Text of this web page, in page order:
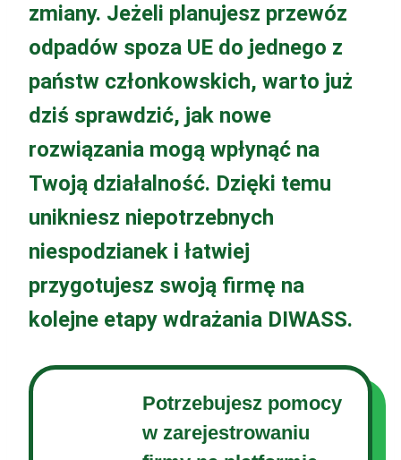
zmiany. Jeżeli planujesz przewóz
odpadów spoza UE do jednego z
państw członkowskich, warto już
dziś sprawdzić, jak nowe
rozwiązania mogą wpłynąć na
Twoją działalność. Dzięki temu
unikniesz niepotrzebnych
niespodzianek i łatwiej
przygotujesz swoją firmę na
kolejne etapy wdrażania DIWASS.
Potrzebujesz pomocy
w zarejestrowaniu